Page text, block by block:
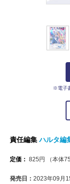
※電子
責任編集ハルタ編
定価： 825 円 （本体
発売日： 2023年09月